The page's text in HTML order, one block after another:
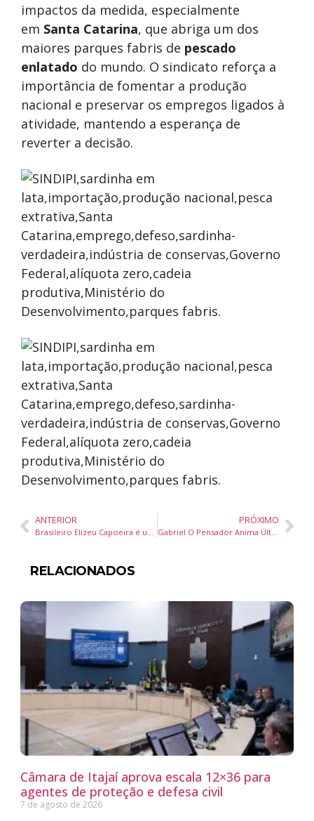
impactos da medida, especialmente
em Santa Catarina, que abriga um dos
maiores parques fabris de pescado
enlatado do mundo. O sindicato reforça a
importância de fomentar a produção
nacional e preservar os empregos ligados à
atividade, mantendo a esperança de
reverter a decisão.
ANTERIOR
Brasileiro Elizeu Capoeira é um dos destaques no UFC Vegas 104 neste sábado, 15
PRÓXIMO
Gabriel O Pensador Anima Último Dia do Festival Brasileiro da Cerveja em Balneário Camboriú
RELACIONADOS
Câmara de Itajaí aprova escala 12×36 para
agentes de proteção e defesa civil
7 de agosto de 2026